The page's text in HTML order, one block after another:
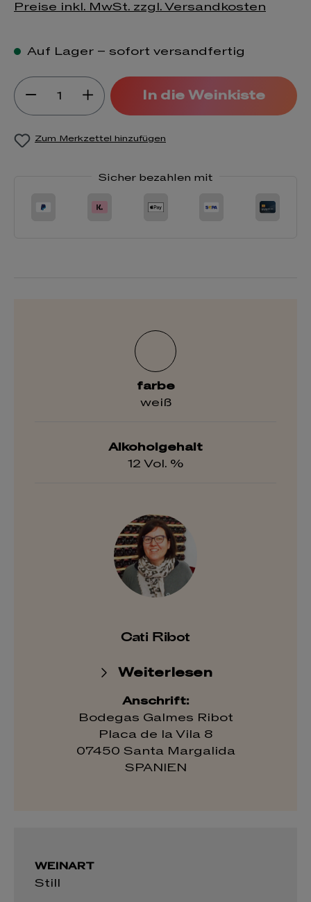
Preise inkl. MwSt. zzgl. Versandkosten
Auf Lager – sofort versandfertig
Produkt Anzahl: Gib den
In die Weinkiste
Zum Merkzettel hinzufügen
Sicher bezahlen mit
WEINART
Still
farbe
weiß
Alkoholgehalt
12 Vol. %
Cati Ribot
Weiterlesen
Anschrift:
Bodegas Galmes Ribot
Placa de la Vila 8
07450 Santa Margalida
SPANIEN